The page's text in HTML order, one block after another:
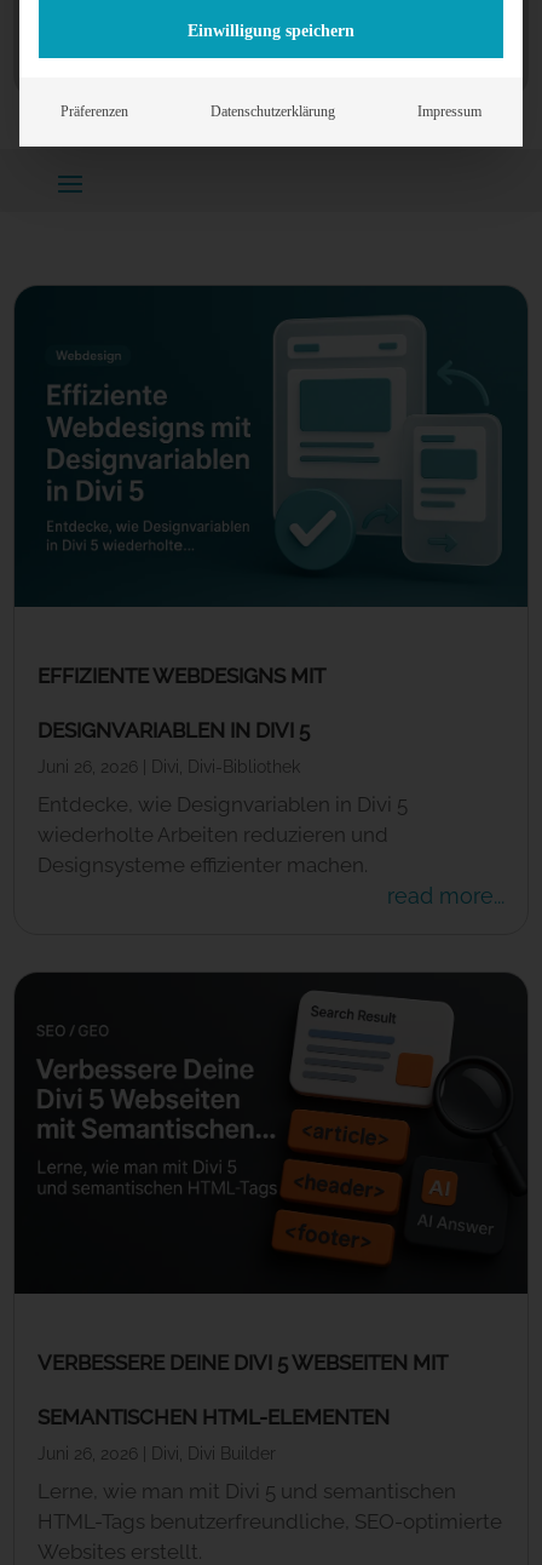
EFFIZIENTE WEBDESIGNS MIT
DESIGNVARIABLEN IN DIVI 5
Juni 26, 2026 Divi Divi-Bibliothek
Entdecke, wie Designvariablen in Divi 5
wiederholte Arbeiten reduzieren und
Designsysteme effizienter machen.
read more...
VERBESSERE DEINE DIVI 5 WEBSEITEN MIT
SEMANTISCHEN HTML-ELEMENTEN
Juni 26, 2026 Divi Divi Builder
Lerne, wie man mit Divi 5 und semantischen
HTML-Tags benutzerfreundliche, SEO-optimierte
Websites erstellt.
Einwilligung speichern
Präferenzen Datenschutzerklärung Impressum